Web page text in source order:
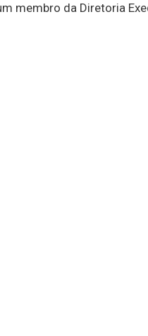
membro da Diretoria